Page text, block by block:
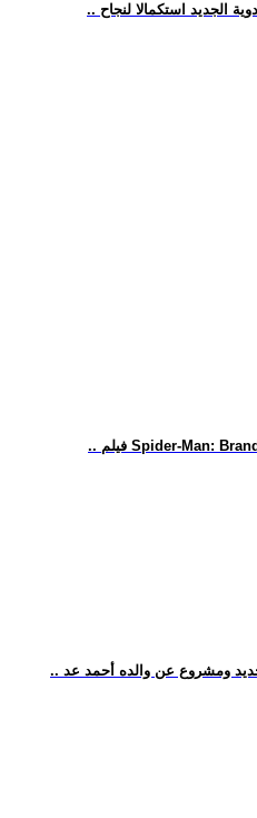
الجديد استكمالا لنجاح
ومشروع عن والده أحمد عد